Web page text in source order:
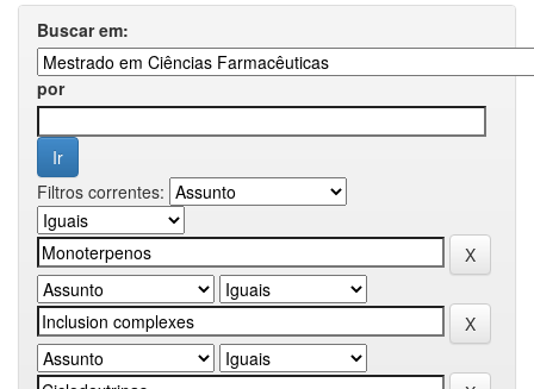
Buscar em:
por
Filtros correntes: